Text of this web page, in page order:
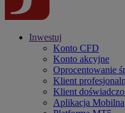
Inwestuj
Konto CFD
Konto akcyjne
Oprocentowanie
Klient
Klient
Aplikacja Mobilna